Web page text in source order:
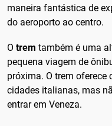
maneira fantástica de
do aeroporto ao centro.
O trem também é uma
pequena viagem de
próxima. O trem oferece
cidades italianas, mas
entrar em Veneza.